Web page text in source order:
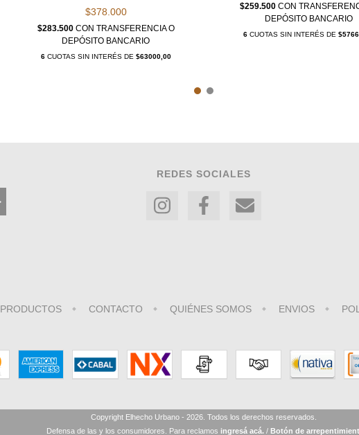
$378.000
$283.500 CON TRANSFERENCIA O
DEPÓSITO BANCARIO
6CUOTAS SIN INTERÉS DE $63000,00
$259.500CON
DEPÓSITO BANCARIO
6 CUOTAS SIN INTERÉS DE
REDES SOCIALES
PRODUCTOS CONTACTO QUIÉNES SOMOS ENVIOS
Copyright Elhecho Urbano - 2026. Todos los derechos reservados.
Defensa de las y los consumidores. Para reclamos ingresá acá. / Botón de